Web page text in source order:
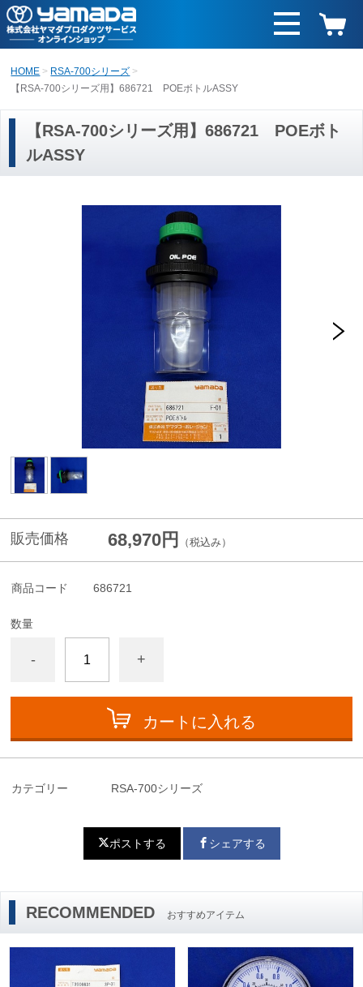
HOME
RSA-700シリーズ
【RSA-700シリーズ用】686721 POEボトルASSY
【RSA-700シリーズ用】686721 POEボト
ルASSY
販売価格 68,970円 （税込み）
商品コード 686721
数量
- +
カートに入れる
カテゴリー RSA-700シリーズ
ポストする シェアする
RECOMMENDED おすすめアイテム